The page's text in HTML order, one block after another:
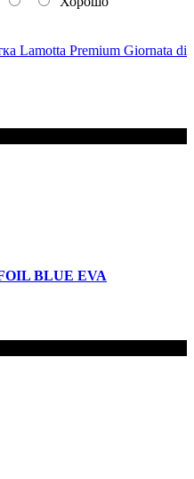
Lamotta Premium Giornata di
BLUE EVA